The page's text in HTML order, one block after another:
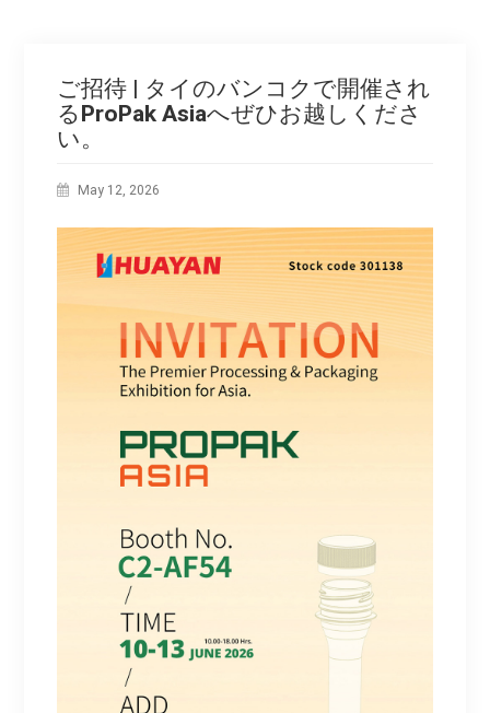
ご招待 | タイのバンコクで開催され
るProPak Asiaへぜひお越しくださ
い。
May 12, 2026